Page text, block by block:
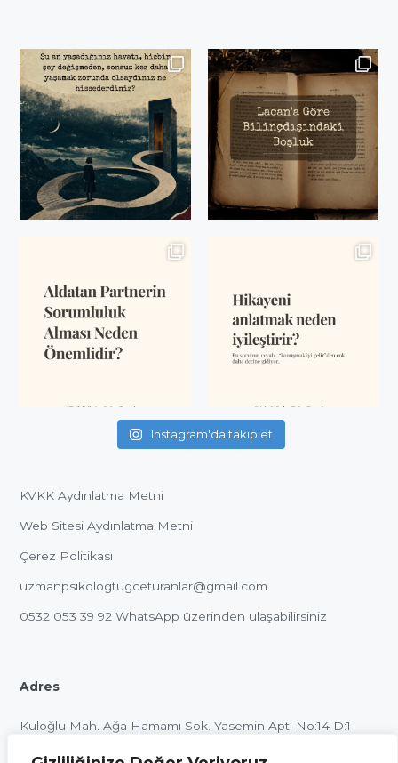
Instagram'da takip et
KVKK Aydınlatma Metni
Web Sitesi Aydınlatma Metni
Çerez Politikası
uzmanpsikologtugceturanlar@gmail.com
0532 053 39 92 WhatsApp üzerinden ulaşabilirsiniz
Adres
Kuloğlu Mah. Ağa Hamamı Sok. Yasemin Apt. No:14 D:1